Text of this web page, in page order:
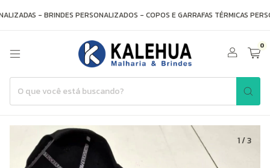
- BRINDES PERSONALIZADOS - COPOS E GARRAFAS TÉRMICAS
0
1/3